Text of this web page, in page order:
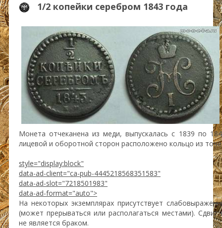
1/2 копейки серебром 1843 года
Монета отчеканена из меди, выпускалась с 1839 по
лицевой и оборотной сторон расположено кольцо из
style="display:block"
data-ad-client="ca-pub-4445218568351583"
data-ad-slot="7218501983"
data-ad-format="auto">
На некоторых экземплярах присутствует
(может прерываться или располагаться местами). Сдвиг
не является браком.